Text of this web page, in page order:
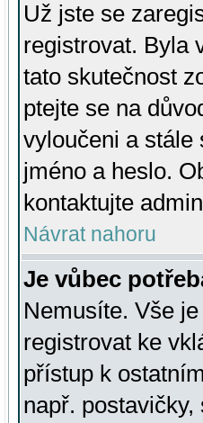
Už jste se
registrovat. Byla
tato skutečnost
ptejte se na
vyloučeni a stále
jméno a heslo.
kontaktujte
Návrat nahoru
Je vůbec
Nemusíte. Vše
registrovat ke
přístup k
např.